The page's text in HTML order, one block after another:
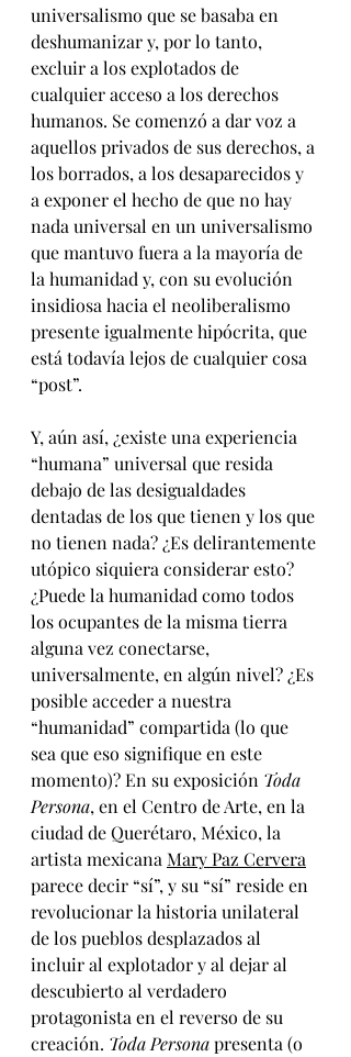
universalismo que se basaba en
deshumanizar y, por lo tanto,
excluir a los explotados de
cualquier acceso a los derechos
humanos. Se comenzó a dar voz a
aquellos privados de sus derechos, a
los borrados, a los desaparecidos y
a exponer el hecho de que no hay
nada universal en un universalismo
que mantuvo fuera a la mayoría de
la humanidad y, con su evolución
insidiosa hacia el neoliberalismo
presente igualmente hipócrita, que
está todavía lejos de cualquier cosa
“post”.
Y, aún así, ¿existe una experiencia
“humana” universal que resida
debajo de las desigualdades
dentadas de los que tienen y los que
no tienen nada? ¿Es delirantemente
utópico siquiera considerar esto?
¿Puede la humanidad como todos
los ocupantes de la misma tierra
alguna vez conectarse,
universalmente, en algún nivel? ¿Es
posible acceder a nuestra
“humanidad” compartida (lo que
sea que eso signifique en este
momento)? En su exposición Toda
Persona, en el Centro de Arte, en la
ciudad de Querétaro, México, la
artista mexicana Mary Paz Cervera
parece decir “sí”, y su “sí” reside en
revolucionar la historia unilateral
de los pueblos desplazados al
incluir al explotador y al dejar al
descubierto al verdadero
protagonista en el reverso de su
creación. Toda Persona presenta (o